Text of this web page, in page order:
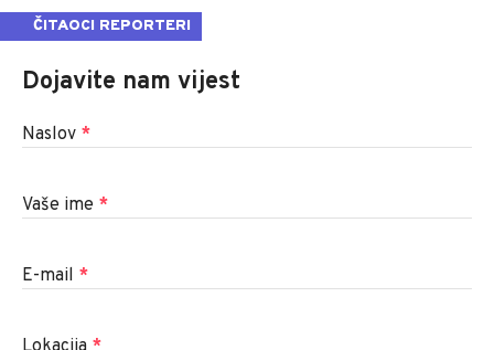
ČITAOCI REPORTERI
Dojavite nam vijest
Naslov *
Vaše ime *
E-mail *